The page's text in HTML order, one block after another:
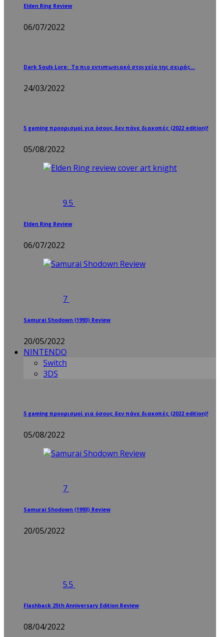
Elden Ring Review
06/07/2022
Dark Souls Lore: Το πιο εντυπωσιακό στοιχείο της σειράς…
24/03/2022
5 gaming προορισμοί για όσους δεν πάνε διακοπές (2022 edition)!
05/08/2022
9.5
Elden Ring Review
06/07/2022
7
Samurai Shodown (1993) Review
20/05/2022
NINTENDO
Switch
3DS
5 gaming προορισμοί για όσους δεν πάνε διακοπές (2022 edition)!
05/08/2022
7
Samurai Shodown (1993) Review
20/05/2022
5.5
Flashback 25th Anniversary Edition Review
08/04/2022